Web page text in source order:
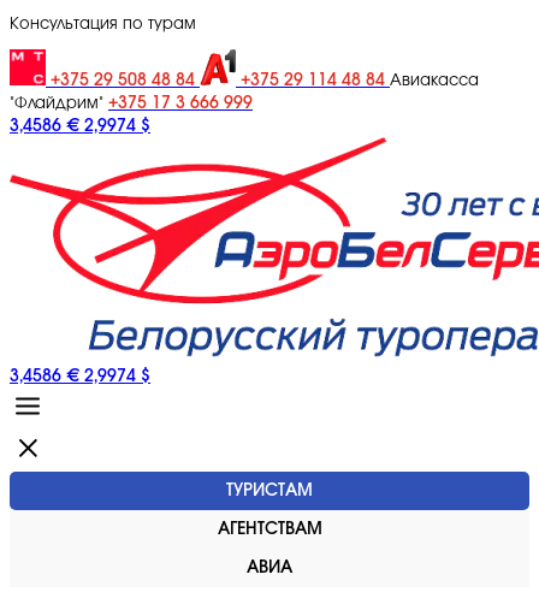
Консультация по турам
+375 29 508 48 84 +375 29 114 48 84 Авиакасса
"Флайдрим" +375 17 3 666 999
3,4586 € 2,9974 $
3,4586 € 2,9974 $
ТУРИСТАМ
АГЕНТСТВАМ
АВИА